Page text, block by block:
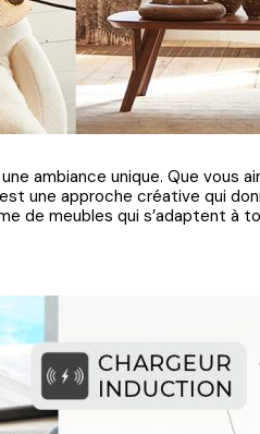
ambiance unique. Que vous
une approche créative qui
de meubles qui s’adaptent à